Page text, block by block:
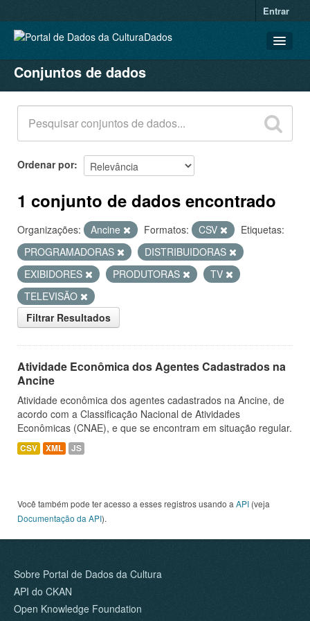
Entrar
CONJUNTOS DE DADOS
ORGANIZAÇÕES
GRUPOS
SOBRE
Conjuntos de dados
Ordenar por
1 conjunto de dados encontrado
Organizações: Ancine Formatos: CSV
Etiquetas:
PROGRAMADORAS
DISTRIBUIDORAS
EXIBIDORES
PRODUTORAS
TV
TELEVISÃO
Filtrar Resultados
Atividade Econômica dos Agentes Cadastrados na
Ancine
Atividade econômica dos agentes cadastrados na Ancine, de
acordo com a Classificação Nacional de Atividades
Econômicas (CNAE), e que se encontram em situação regular.
CSV XML JS
Você também pode ter acesso a esses registros usando a API (veja
Documentação da API).
Sobre Portal de Dados da Cultura
API do CKAN
Open Knowledge Foundation